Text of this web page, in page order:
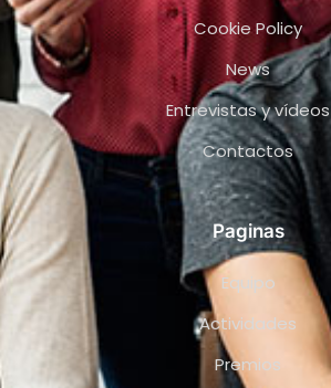
Cookie Policy
News
Entrevistas y vídeos
Contactos
Paginas
Equipo
Actividades
Premios